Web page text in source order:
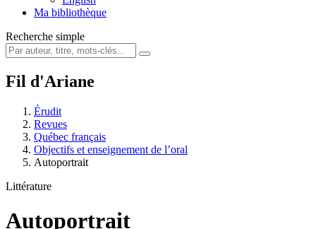
Ma bibliothèque
Recherche simple
Fil d'Ariane
Érudit
Revues
Québec français
Objectifs et enseignement de l’oral
Autoportrait
Littérature
Autoportrait